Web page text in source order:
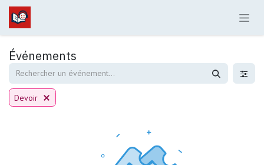
Se rendre au contenu
Événements
Devoir